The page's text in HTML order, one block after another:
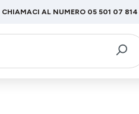
CHIAMACI AL NUMERO 05 501 07 814